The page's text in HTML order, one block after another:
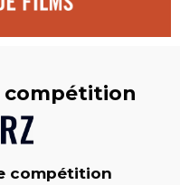
compétition
compétition